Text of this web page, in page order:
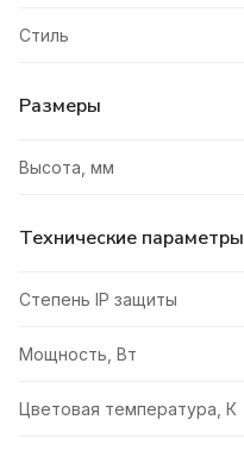
Стиль
Размеры
Высота, мм
Технические параметры
Степень IP защиты
Мощность, Вт
Цветовая температура, К